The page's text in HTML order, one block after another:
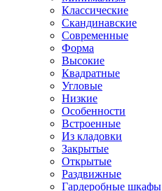
Классические
Скандинавские
Современные
Форма
Высокие
Квадратные
Угловые
Низкие
Особенности
Встроенные
Из кладовки
Закрытые
Открытые
Раздвижные
Гардеробные шкафы